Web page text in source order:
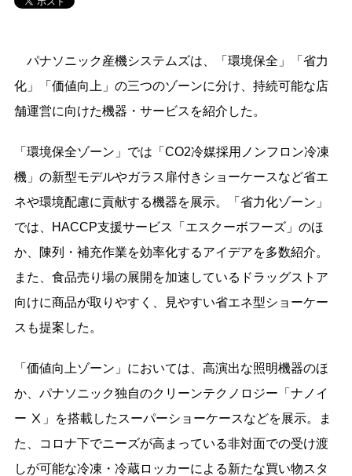
パナソニック産機システムズは、「環境保全」「省力
化」「価値向上」の三つのゾーンに分け、持続可能な店
舗運営に向けた機器・サービスを紹介した。
「環境保全ゾーン」では「CO2冷媒採用ノンフロン冷凍
機」の新型モデルやガラス扉付きショーケースなど省エ
ネや環境配慮に貢献する機器を展示。「省力化ゾーン」
では、HACCP支援サービス「エスクーボフーズ」のほ
か、陳列・補充作業を効率化するアイデアを多数紹介。
また、食品売り場の展開を加速しているドラッグストア
向けに商品が取りやすく、見やすい省エネ型ショーケー
スも提案した。
「価値向上ゾーン」においては、高演出な照明機器のほ
か、パナソニック独自のクリーンテクノロジー「ナノイ
ー Ⅹ」を搭載したスーパーショーケースなどを展示。ま
た、コロナ下でニーズが高まっている非対面での受け渡
しが可能な冷凍・冷蔵ロッカーによる新たな買い物スタ